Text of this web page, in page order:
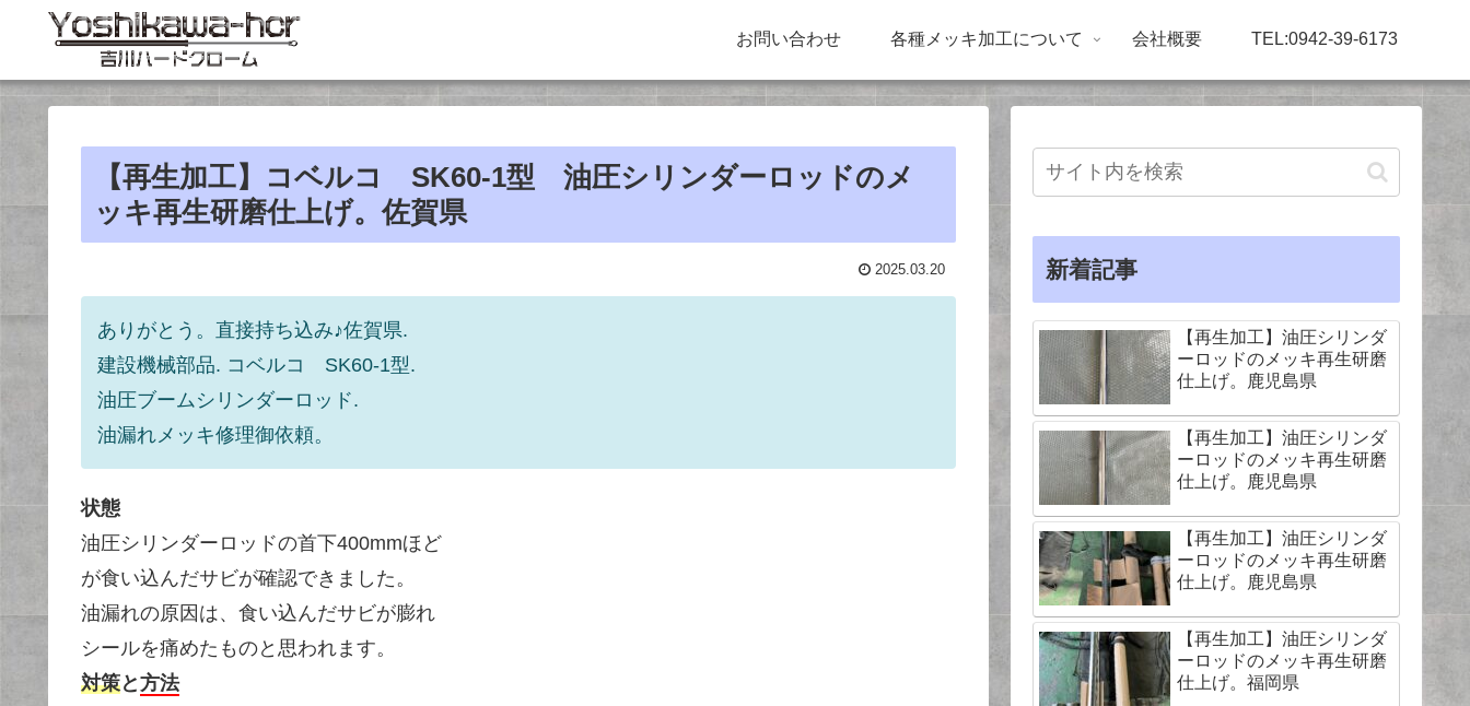
お問い合わせ 各種メッキ加工について 会社概要 TEL:0942-39-6173
【再生加工】コベルコ SK60-1型 油圧シリンダーロッドのメ
ッキ再生研磨仕上げ。佐賀県
2025.03.20
ありがとう。直接持ち込み♪佐賀県.
建設機械部品. コベルコ SK60-1型.
油圧ブームシリンダーロッド.
油漏れメッキ修理御依頼。
状態
油圧シリンダーロッドの首下400mmほど
が食い込んだサビが確認できました。
油漏れの原因は、食い込んだサビが膨れ
シールを痛めたものと思われます。
対策と方法
新着記事
【再生加工】油圧シリンダ
ーロッドのメッキ再生研磨
仕上げ。鹿児島県
【再生加工】油圧シリンダ
ーロッドのメッキ再生研磨
仕上げ。鹿児島県
【再生加工】油圧シリンダ
ーロッドのメッキ再生研磨
仕上げ。鹿児島県
【再生加工】油圧シリンダ
ーロッドのメッキ再生研磨
仕上げ。福岡県